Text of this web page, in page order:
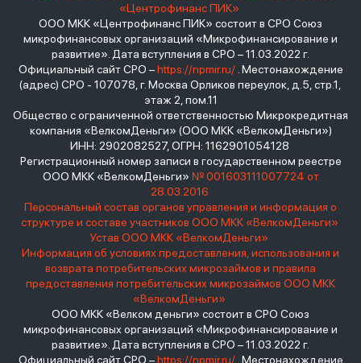
«Центрофинанс ПИК»
ООО МКК «Центрофинанс ПИК» состоит в СРО Союз
микрофинансовых организаций «Микрофинансирование и
развитие». Дата вступления в СРО – 11.03.2022 г.
Официальный сайт СРО –https://npmir.ru/. Местонахождение
(адрес) СРО - 107078, г. Москва Орликов переулок, д.5, стр.1,
этаж 2, пом.11
Общество с ограниченной ответственностью Микрокредитная
компания «ВелкомДеньги» (ООО МКК «ВелкомДеньги»)
ИНН: 2902082527, ОГРН: 1162901054128
Регистрационный номер записи в государственном реестре
ООО МКК «ВелкомДеньги» № 001603111007724 от
28.03.2016
Персональный состав органов управления и информация о
структуре и составе участников ООО МКК «ВелкомДеньги»
Устав ООО МКК «ВелкомДеньги»
Информация об условиях предоставления, использования и
возврата потребительских микрозаймов и правила
предоставления потребительских микрозаймов ООО МКК
«ВелкомДеньги»
ООО МКК «Велком деньги» состоит в СРО Союз
микрофинансовых организаций «Микрофинансирование и
развитие». Дата вступления в СРО – 11.03.2022 г.
Официальный сайт СРО –https://npmir.ru/. Местонахождение